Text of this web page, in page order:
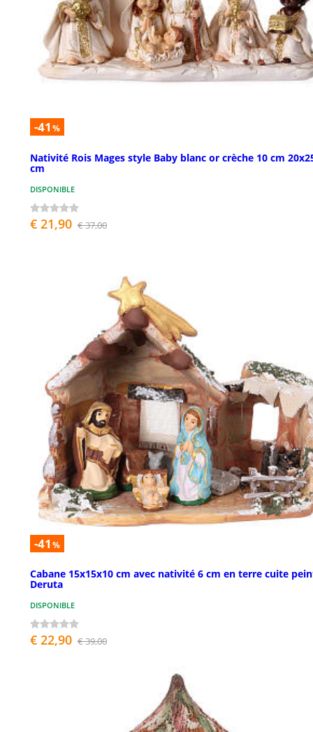
-41 %
Nativité Rois Mages style Baby blanc or crèche 10 cm
cm
DISPONIBLE
€ 21,90 € 37,00
-41 %
Cabane 15x15x10 cm avec nativité 6 cm en terre cuite
Deruta
DISPONIBLE
€ 22,90 € 39,00